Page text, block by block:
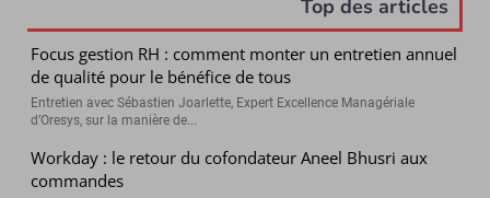
Top des articles
Focus gestion RH : comment monter un entretien annuel
de qualité pour le bénéfice de tous
Entretien avec Sébastien Joarlette, Expert Excellence Managériale
d’Oresys, sur la manière de...
Workday : le retour du cofondateur Aneel Bhusri aux
commandes